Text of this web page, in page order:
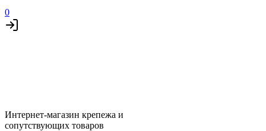
0
Интернет-магазин крепежа и
сопутствующих товаров